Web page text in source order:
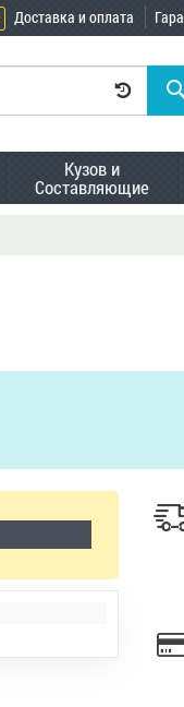
Доставка и оплата
Кузов и
Составляющие